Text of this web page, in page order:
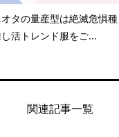
タの量産型は絶滅危惧
活トレンド服をご...
関連記事一覧